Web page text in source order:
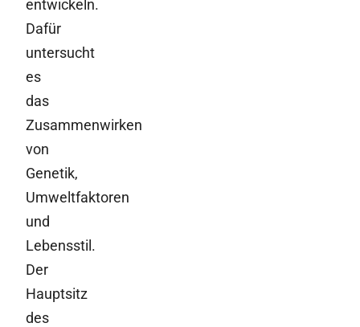
entwickeln.
Dafür
untersucht
es
das
Zusammenwirken
von
Genetik,
Umweltfaktoren
und
Lebensstil.
Der
Hauptsitz
des